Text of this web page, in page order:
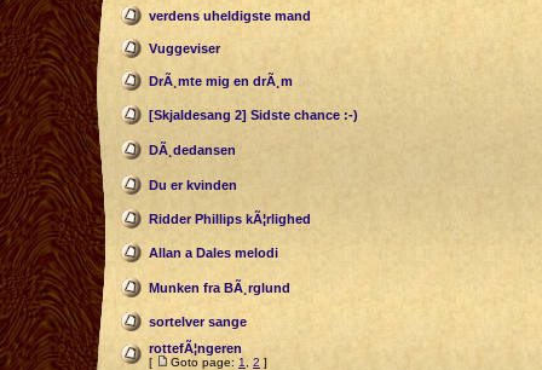
verdens uheldigste mand
Vuggeviser
DrÃ¸mte mig en drÃ¸m
[Skjaldesang 2] Sidste chance :-)
DÃ¸dedansen
Du er kvinden
Ridder Phillips kÃ¦rlighed
Allan a Dales melodi
Munken fra BÃ¸rglund
sortelver sange
rottefÃ¦ngeren
[ Goto page: 1 2 ]